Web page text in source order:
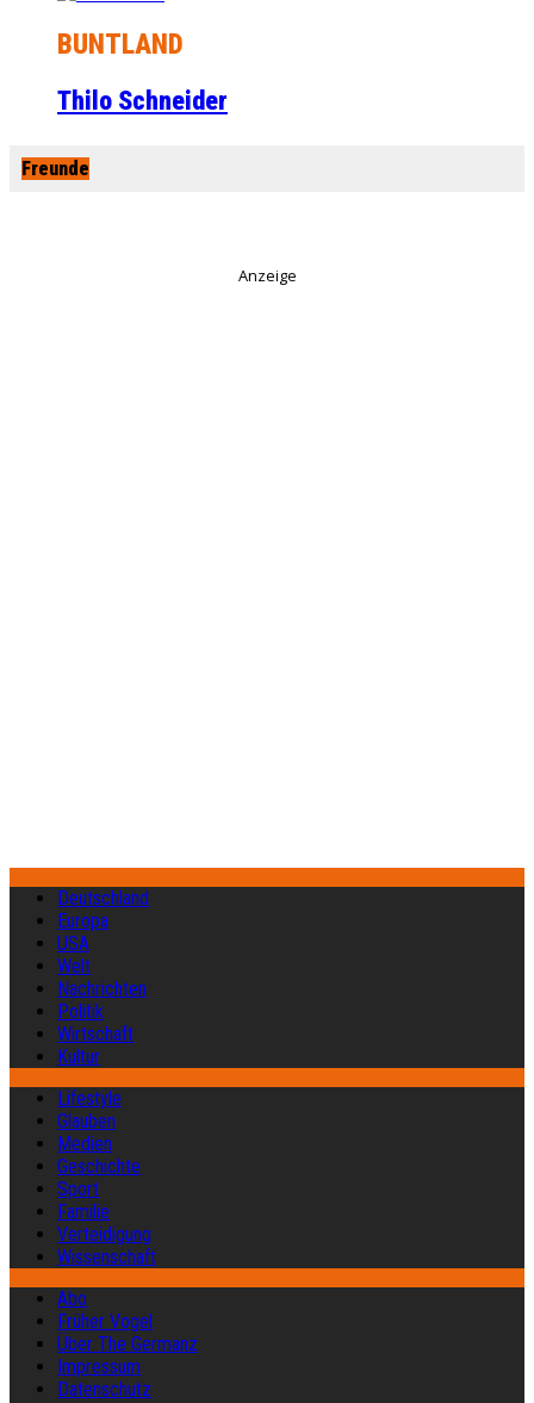
BUNTLAND
Thilo Schneider
Freunde
Anzeige
Deutschland
Europa
USA
Welt
Nachrichten
Politik
Wirtschaft
Kultur
Lifestyle
Glauben
Medien
Geschichte
Sport
Familie
Verteidigung
Wissenschaft
Abo
Früher Vogel
Über The Germanz
Impressum
Datenschutz